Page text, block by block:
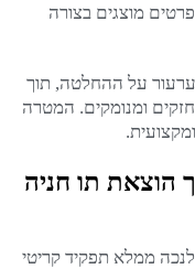
מוצגים בצורה
על ההחלטה, תוך
ומנומקים. המטרה
הוצאת תו חניה
ממלא תפקיד קריטי